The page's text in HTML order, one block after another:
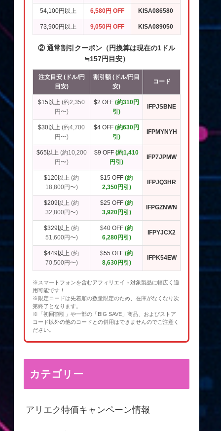
54,100円以上 6,580円 OFF KISA086580
73,900円以上 9,050円 OFF KISA089050
② 通常割引クーポン（円換算は現在の1ドル
≒157円目安）
注文目安 (ドル/円
目安)
割引額 (ドル/円目
安)
コード
$15以上 (約2,350
円〜)
$2 OFF (約310円
引)
IFPJSBNE
$30以上 (約4,700
円〜)
$4 OFF (約630円
引)
IFPMYNYH
$65以上 (約10,200
円〜)
$9 OFF (約1,410
円引)
IFP7JPMW
$120以上 (約
18,800円〜)
$15 OFF (約
2,350円引)
IFPJQ3HR
$209以上 (約
32,800円〜)
$25 OFF (約
3,920円引)
IFPGZNWN
$329以上 (約
51,600円〜)
$40 OFF (約
6,280円引)
IFPYJCX2
$449以上 (約
70,500円〜)
$55 OFF (約
8,630円引)
IFPK54EW
※スマートフォンを含むアフィリエイト対象製品に幅広く適
用可能です！
※限定コードは先着順の数量限定のため、在庫がなくなり次
第終了となります。
※「初回割引」や一部の「BIG SAVE」商品、およびストア
コード以外の他のコードとの併用はできませんのでご注意く
ださい。
カテゴリー
アリエク特価キャンペーン情報